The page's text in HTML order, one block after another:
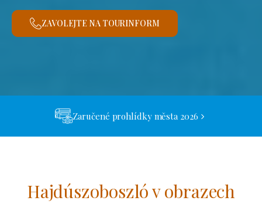
ZAVOLEJTE NA TOURINFORM
Zaručené prohlídky města 2026
Hajdúszoboszló v obrazech